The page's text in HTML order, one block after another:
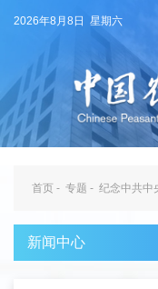
2026年8月8日 星期六
首页 - 专题 - 纪念中共中
新闻中心